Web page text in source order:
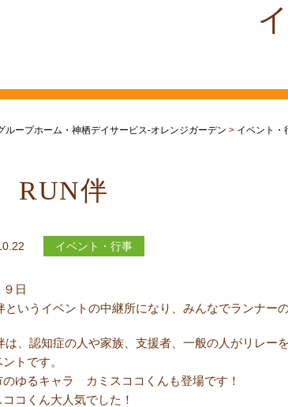
ループホーム・神栖デイサービス-オレンジガーデン > イベント・
RUN伴
イベント・行事
９日
というイベントの中継所になり、みんなでランナー
は、認知症の人や家族、支援者、一般の人がリレー
トです。
のゆるキャラ カミスココくんも登場です！
ココくん大人気でした！